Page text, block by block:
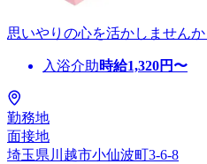
思いやりの心を活かしません
入浴介助時給1,320円〜
勤務地
面接地
埼玉県川越市小仙波町3-6-8